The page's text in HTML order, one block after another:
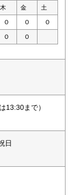
木 金 土
Ｏ Ｏ Ｏ
Ｏ Ｏ
まで）
日